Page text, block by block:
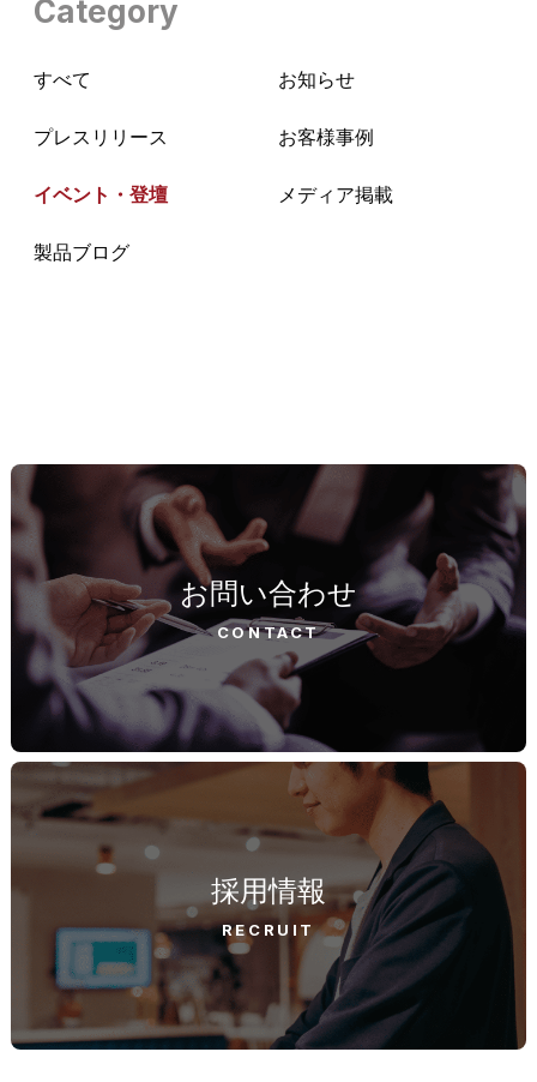
Category
すべて お知らせ
プレスリリース お客様事例
イベント・登壇 メディア掲載
製品ブログ
お問い合わせ
CONTACT
採用情報
RECRUIT